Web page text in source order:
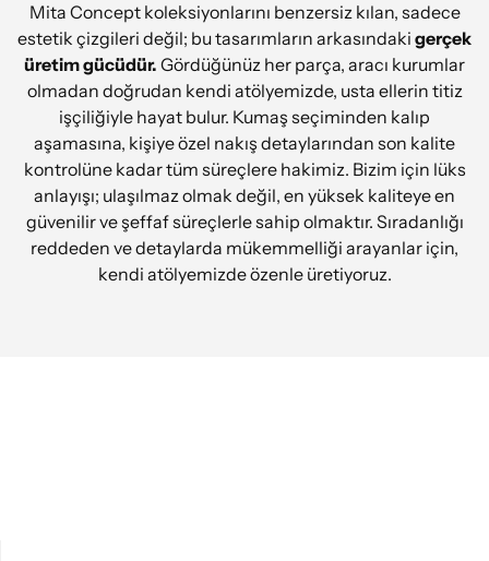
Mita Concept koleksiyonlarını benzersiz kılan, sadece
estetik çizgileri değil; bu tasarımların arkasındaki gerçek
üretim gücüdür. Gördüğünüz her parça, aracı kurumlar
olmadan doğrudan kendi atölyemizde, usta ellerin titiz
işçiliğiyle hayat bulur. Kumaş seçiminden kalıp
aşamasına, kişiye özel nakış detaylarından son kalite
kontrolüne kadar tüm süreçlere hakimiz. Bizim için lüks
anlayışı; ulaşılmaz olmak değil, en yüksek kaliteye en
güvenilir ve şeffaf süreçlerle sahip olmaktır. Sıradanlığı
reddeden ve detaylarda mükemmelliği arayanlar için,
kendi atölyemizde özenle üretiyoruz.